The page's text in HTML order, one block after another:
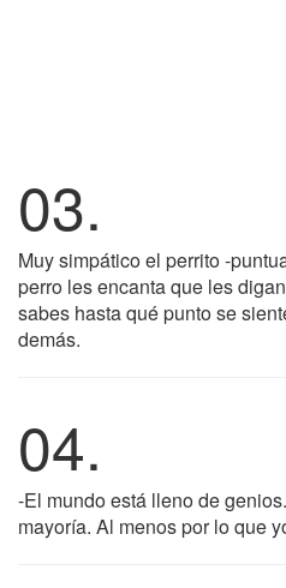
03.
Muy simpático el perrito -
perro les encanta que les
sabes hasta qué punto se
demás.
04.
-El mundo está lleno de
mayoría. Al menos por lo que